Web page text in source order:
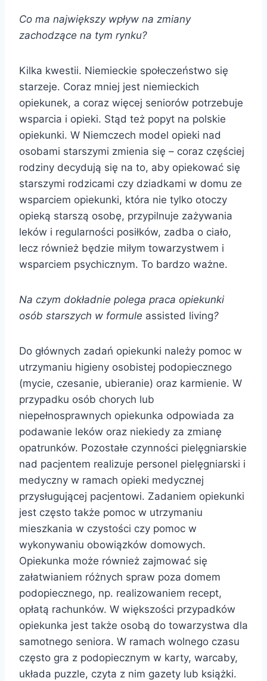
Co ma największy wpływ na zmiany
zachodzące na tym rynku?
Kilka kwestii. Niemieckie społeczeństwo się
starzeje. Coraz mniej jest niemieckich
opiekunek, a coraz więcej seniorów potrzebuje
wsparcia i opieki. Stąd też popyt na polskie
opiekunki. W Niemczech model opieki nad
osobami starszymi zmienia się – coraz częściej
rodziny decydują się na to, aby opiekować się
starszymi rodzicami czy dziadkami w domu ze
wsparciem opiekunki, która nie tylko otoczy
opieką starszą osobę, przypilnuje zażywania
leków i regularności posiłków, zadba o ciało,
lecz również będzie miłym towarzystwem i
wsparciem psychicznym. To bardzo ważne.
Na czym dokładnie polega praca opiekunki
osób starszych w formule assisted living?
Do głównych zadań opiekunki należy pomoc w
utrzymaniu higieny osobistej podopiecznego
(mycie, czesanie, ubieranie) oraz karmienie. W
przypadku osób chorych lub
niepełnosprawnych opiekunka odpowiada za
podawanie leków oraz niekiedy za zmianę
opatrunków. Pozostałe czynności pielęgniarskie
nad pacjentem realizuje personel pielęgniarski i
medyczny w ramach opieki medycznej
przysługującej pacjentowi. Zadaniem opiekunki
jest często także pomoc w utrzymaniu
mieszkania w czystości czy pomoc w
wykonywaniu obowiązków domowych.
Opiekunka może również zajmować się
załatwianiem różnych spraw poza domem
podopiecznego, np. realizowaniem recept,
opłatą rachunków. W większości przypadków
opiekunka jest także osobą do towarzystwa dla
samotnego seniora. W ramach wolnego czasu
często gra z podopiecznym w karty, warcaby,
układa puzzle, czyta z nim gazety lub książki.